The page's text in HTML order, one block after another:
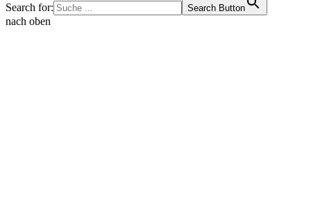
Search for: Search Button
nach oben